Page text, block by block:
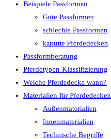
Beispiele Passformen
Gute Passformen
schlechte Passformen
kaputte Pferdedecken
Passformberatung
Pferdetypen-Klassifizierung
Welche Pferdedecke wann?
Materialien für Pferdedecken
Außenmaterialien
Innenmaterialien
Technische Begriffe